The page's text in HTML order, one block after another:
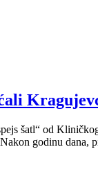
šatl“ od
Nakon godinu dana,